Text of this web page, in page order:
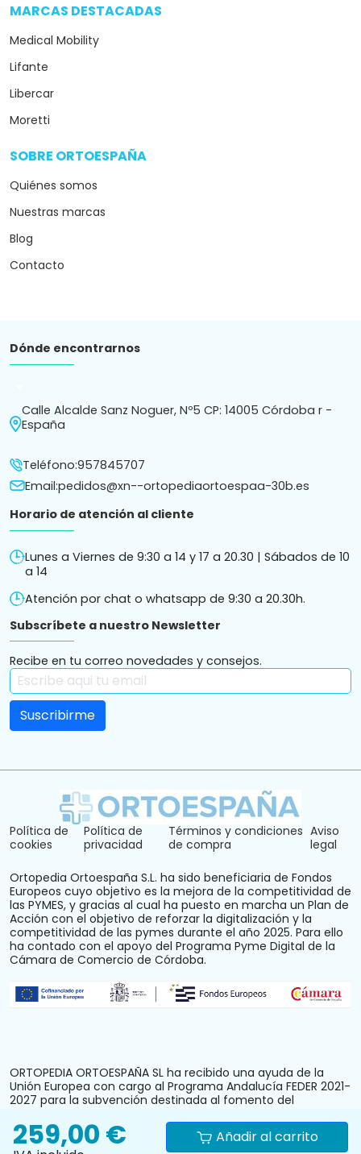
MARCAS DESTACADAS
Medical Mobility
Lifante
Libercar
Moretti
SOBRE ORTOESPAÑA
Quiénes somos
Nuestras marcas
Blog
Contacto
Dónde encontrarnos
Calle Alcalde Sanz Noguer, Nº5 CP: 14005 Córdoba r -
España
Teléfono:957845707
Email:pedidos@xn--ortopediaortoespaa-30b.es
Horario de atención al cliente
Lunes a Viernes de 9:30 a 14 y 17 a 20.30 | Sábados de 10
a 14
Atención por chat o whatsapp de 9:30 a 20.30h.
Subscríbete a nuestro Newsletter
Recibe en tu correo novedades y consejos.
Política de
cookies
Política de
privacidad
Términos y condiciones
de compra
Aviso
legal
Ortopedia Ortoespaña S.L. ha sido beneficiaria de Fondos
Europeos cuyo objetivo es la mejora de la competitividad de
las PYMES, y gracias al cual ha puesto en marcha un Plan de
Acción con el objetivo de reforzar la digitalización y la
competitividad de las pymes durante el año 2025. Para ello
ha contado con el apoyo del Programa Pyme Digital de la
Cámara de Comercio de Córdoba.
ORTOPEDIA ORTOESPAÑA SL ha recibido una ayuda de la
Unión Europea con cargo al Programa Andalucía FEDER 2021-
2027 para la subvención destinada al fomento del
personas trabajadoras autónomas y pymes comerciales y
artesanas, mediante la mejora del equipamiento
259,00 € Añadir al carrito